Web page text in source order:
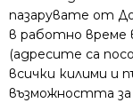
пазарувате от
в работно време
(адресите са
всички килими и
възможността